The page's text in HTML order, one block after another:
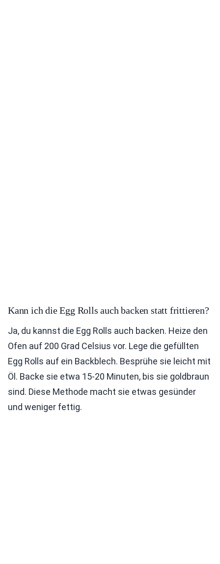
Kann ich die Egg Rolls auch backen statt frittieren?
Ja, du kannst die Egg Rolls auch backen. Heize den
Ofen auf 200 Grad Celsius vor. Lege die gefüllten
Egg Rolls auf ein Backblech. Besprühe sie leicht mit
Öl. Backe sie etwa 15-20 Minuten, bis sie goldbraun
sind. Diese Methode macht sie etwas gesünder
und weniger fettig.